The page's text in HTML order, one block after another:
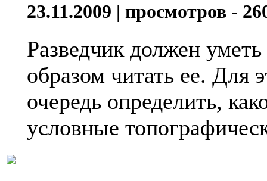
23.11.2009 | просмотров -
Разведчик должен
образом читать ее. Для
очередь определить,
условные